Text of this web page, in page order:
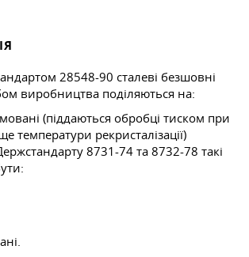
28548-90 сталеві безшовні
виробництва поділяються на:
(піддаються обробці тиском при
температури рекристалізації)
8731-74 та 8732-78 такі